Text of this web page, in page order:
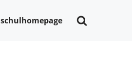
schulhomepage